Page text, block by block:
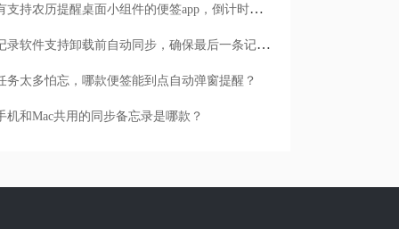
有没有支持农历提醒桌面小组件的便签app，倒计时一目了然
哪款记录软件支持卸载前自动同步，确保最后一条记录不丢失？
务太多怕忘，哪款便签能到点自动弹窗提醒？
机和Mac共用的同步备忘录是哪款？